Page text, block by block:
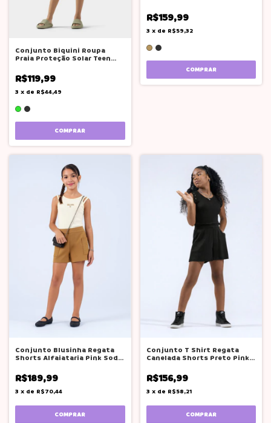
Conjunto Biquini Roupa
Praia Proteção Solar Teen
R$119,99
3 x de R$44,49
COMPRAR
R$159,99
3 x de R$59,32
COMPRAR
Conjunto Blusinha Regata
Shorts Alfaiataria Pink Soda
R$189,99
3 x de R$70,44
COMPRAR
Conjunto T Shirt Regata
Canelada Shorts Preto Pink
R$156,99
3 x de R$58,21
COMPRAR